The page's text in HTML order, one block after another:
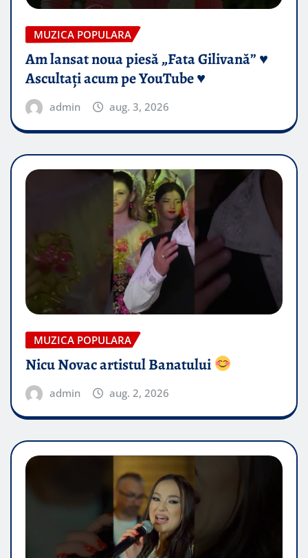
MUZICA POPULARA
Am lansat noua piesă „Fata Gilivană” ♥️
Ascultați acum pe YouTube ♥️
admin aug. 3, 2026
MUZICA POPULARA
Nicu Novac artistul Banatului
admin aug. 2, 2026